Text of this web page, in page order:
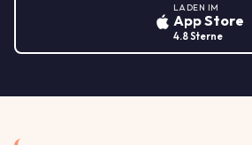
LADEN IM
App Store
4.8 Sterne